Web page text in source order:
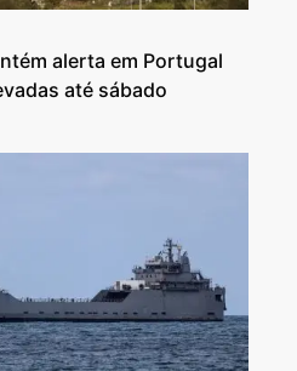
alerta em Portugal
até sábado